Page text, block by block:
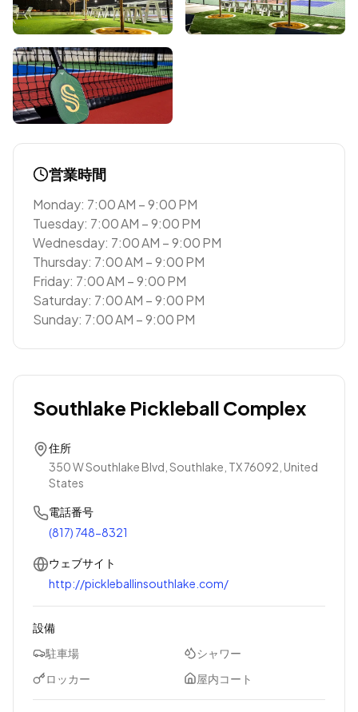
営業時間
Monday: 7:00 AM – 9:00 PM
Tuesday: 7:00 AM – 9:00 PM
Wednesday: 7:00 AM – 9:00 PM
Thursday: 7:00 AM – 9:00 PM
Friday: 7:00 AM – 9:00 PM
Saturday: 7:00 AM – 9:00 PM
Sunday: 7:00 AM – 9:00 PM
Southlake Pickleball Complex
住所
350 W Southlake Blvd, Southlake, TX 76092, United
States
電話番号
(817) 748-8321
ウェブサイト
http://pickleballinsouthlake.com/
設備
駐車場
シャワー
ロッカー
屋内コート